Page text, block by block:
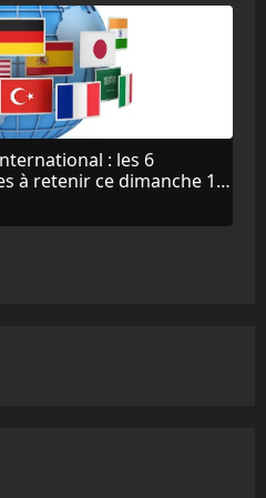
: les 6
à retenir ce dimanche 12